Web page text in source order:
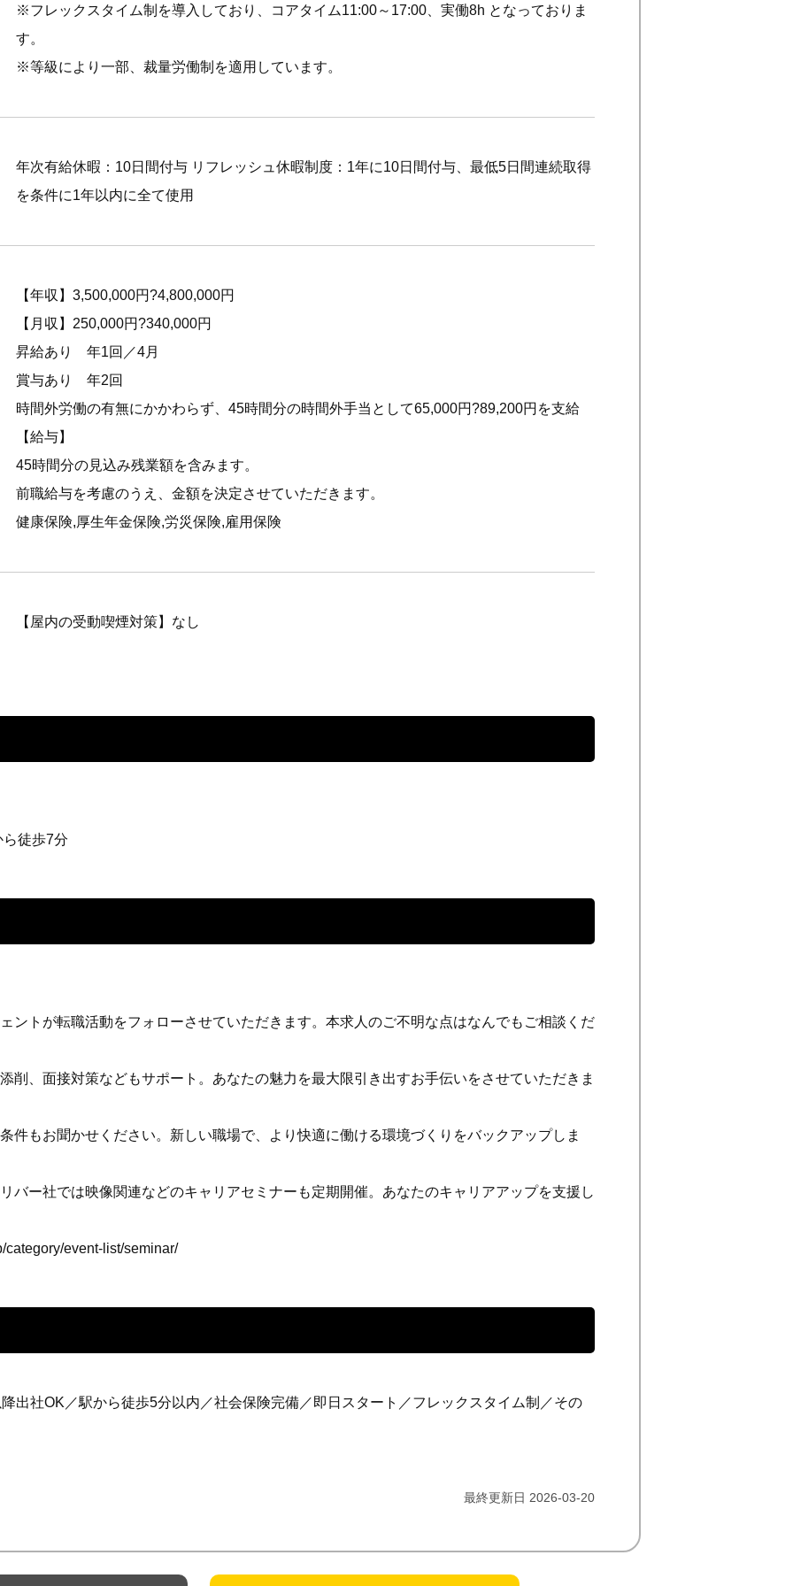
※フレックスタイム制を導入しており、コアタイム11:00～17:00、実働8h となっておりま
す。
※等級により一部、裁量労働制を適用しています。
年次有給休暇：10日間付与 リフレッシュ休暇制度：1年に10日間付与、最低5日間連続取得
を条件に1年以内に全て使用
【年収】3,500,000円?4,800,000円
【月収】250,000円?340,000円
昇給あり 年1回／4月
賞与あり 年2回
時間外労働の有無にかかわらず、45時間分の時間外手当として65,000円?89,200円を支給
【給与】
45時間分の見込み残業額を含みます。
前職給与を考慮のうえ、金額を決定させていただきます。
健康保険,厚生年金保険,労災保険,雇用保険
【屋内の受動喫煙対策】なし
徒歩7分
ントが転職活動をフォローさせていただきます。本求人のご不明な点はなんでもご相談くだ
削、面接対策などもサポート。あなたの魅力を最大限引き出すお手伝いをさせていただきま
件もお聞かせください。新しい職場で、より快適に働ける環境づくりをバックアップしま
バー社では映像関連などのキャリアセミナーも定期開催。あなたのキャリアアップを支援し
event-list/seminar/
出社OK／駅から徒歩5分以内／社会保険完備／即日スタート／フレックスタイム制／その
最終更新日 2026-03-20